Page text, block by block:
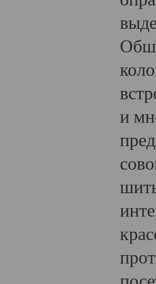
и